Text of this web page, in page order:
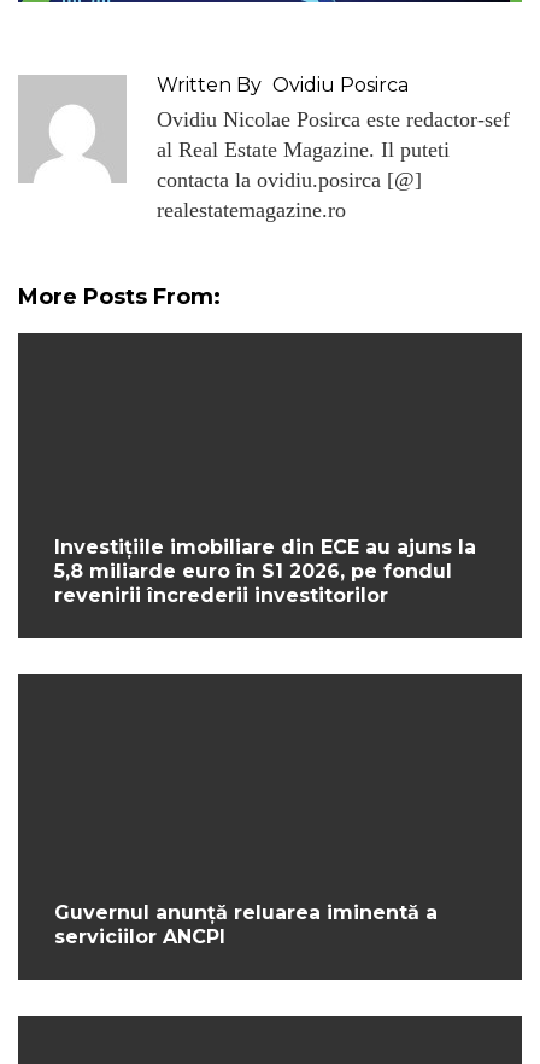
Written By Ovidiu Posirca
Ovidiu Nicolae Posirca este redactor-sef
al Real Estate Magazine. Il puteti
contacta la ovidiu.posirca [@]
realestatemagazine.ro
More Posts From:
Investițiile imobiliare din ECE au ajuns la
5,8 miliarde euro în S1 2026, pe fondul
revenirii încrederii investitorilor
Guvernul anunță reluarea iminentă a
serviciilor ANCPI